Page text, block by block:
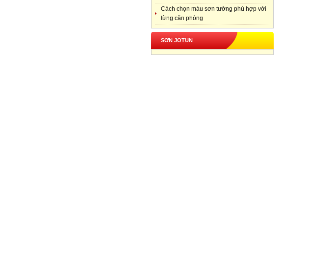
Cách chọn màu sơn tường phù hợp với
từng căn phòng
SƠN JOTUN